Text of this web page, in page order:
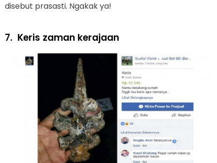
disebut prasasti. Ngakak ya!
7. Keris zaman kerajaan